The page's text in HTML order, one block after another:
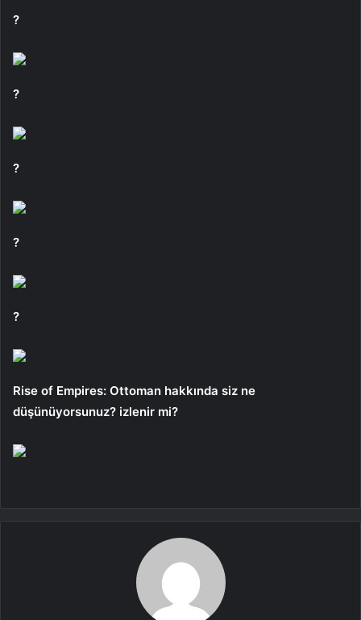
?
?
?
?
?
Rise of Empires: Ottoman hakkında siz ne
düşünüyorsunuz? izlenir mi?